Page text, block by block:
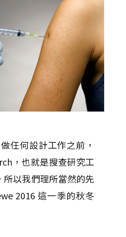
任何設計工作之前，
，也就是搜查研究工
所以我們理所當然的先
2016 這一季的秋冬